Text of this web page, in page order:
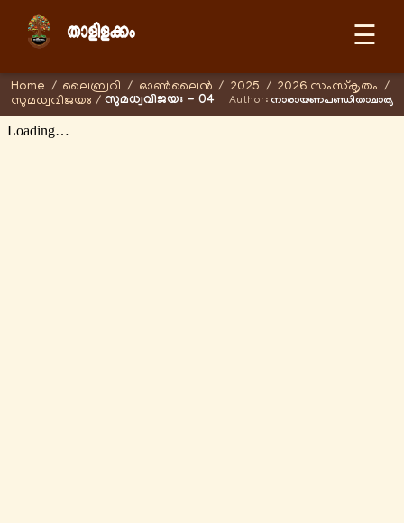
☰
Home / ലൈബ്രറി / ഓണ്‍ലൈന്‍ / 2025 / 2026 സംസ്കൃതം /
സുമധ്വവിജയഃ / സുമധ്വവിജയഃ - 04 Author: നാരായണപണ്ഡിതാചാര്യ